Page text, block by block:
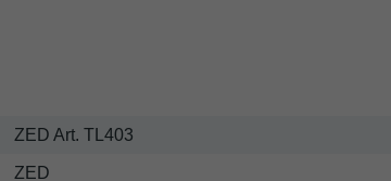
ZED Art. TL403
ZED